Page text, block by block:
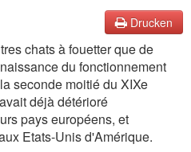
Drucken
chats à fouetter que de
du fonctionnement
seconde moitié du XIXe
déjà détérioré
pays européens, et
Etats-Unis d'Amérique.